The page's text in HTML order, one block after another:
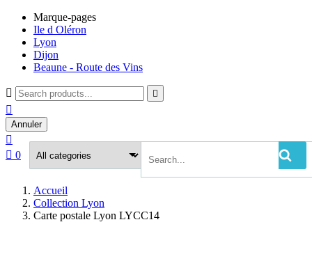
Marque-pages
Ile d Oléron
Lyon
Dijon
Beaune - Route des Vins
 

Annuler

 0
Accueil
Collection Lyon
Carte postale Lyon LYCC14